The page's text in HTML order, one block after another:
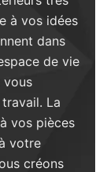
à vos idées
dans
de vie
vous
La
vos pièces
votre
créons